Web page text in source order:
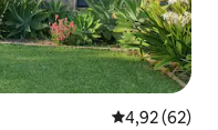
Évaluation
4,92 (62)